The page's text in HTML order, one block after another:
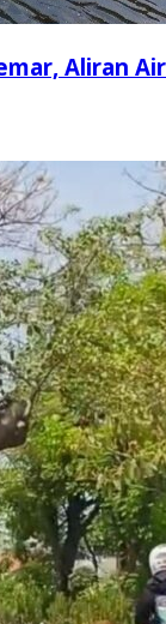
Aliran Air